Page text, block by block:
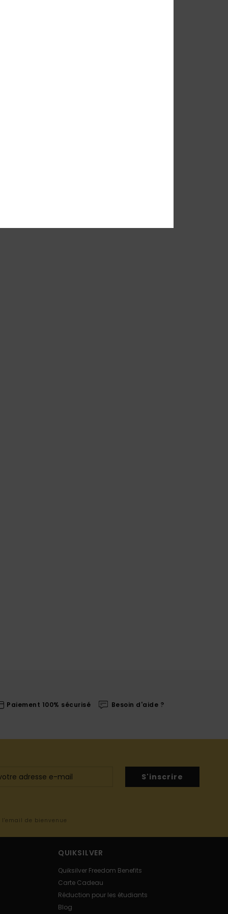
Paiement 100% sécurisé Besoin d'aide ?
S'inscrire
de bienvenue
QUIKSILVER
Quiksilver Freedom Benefits
Carte Cadeau
Réduction pour les étudiants
Blog